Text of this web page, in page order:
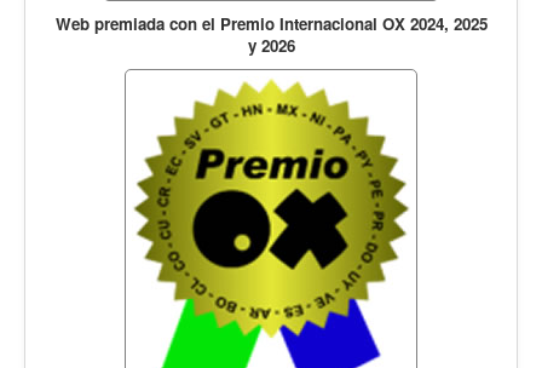
Web premiada con el Premio Internacional OX 2024, 2025
y 2026